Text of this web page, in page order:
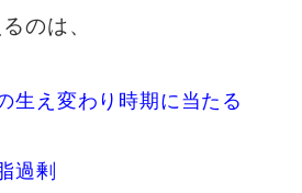
のは、
生え変わり時期に当たる
過剰